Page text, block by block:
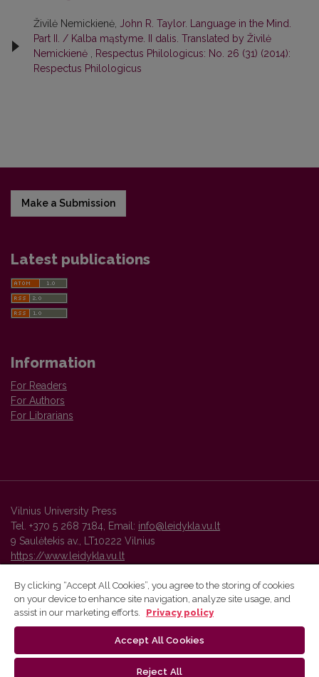
Živilė Nemickienė,
John R. Taylor. Language in the Mind.
Part II. / Kalba mąstyme. II dalis. Translated by Živilė
Nemickienė
Respectus Philologicus: No. 26 (31) (2014):
Respectus Philologicus
Make a Submission
Latest publications
Information
For Readers
For Authors
For Librarians
Vilnius University Press
Tel. +370 5 268 7184, Email: info@leidykla.vu.lt
9 Saulėtekis av., LT10222 Vilnius
https://www.leidykla.vu.lt
Vilnius University Press platform and metadata are distributed by
By clicking “Accept All Cookies”, you agree to the storing of cookies
on your device to enhance site navigation, analyze site usage, and
assist in our marketing efforts.
Privacy policy
Accept All Cookies
Reject All